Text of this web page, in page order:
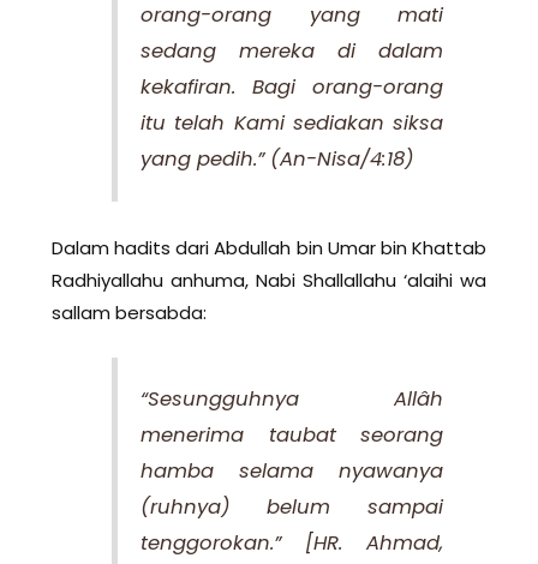
orang-orang yang mati
sedang mereka di dalam
kekafiran. Bagi orang-orang
itu telah Kami sediakan siksa
yang pedih.”(An-Nisa/4:18)
Dalam hadits dari Abdullah bin Umar bin Khattab
Radhiyallahu anhuma, Nabi Shallallahu ‘alaihi wa
sallam bersabda:
“Sesungguhnya Allâh
menerima taubat seorang
hamba selama nyawanya
(ruhnya) belum sampai
tenggorokan.”[HR. Ahmad,